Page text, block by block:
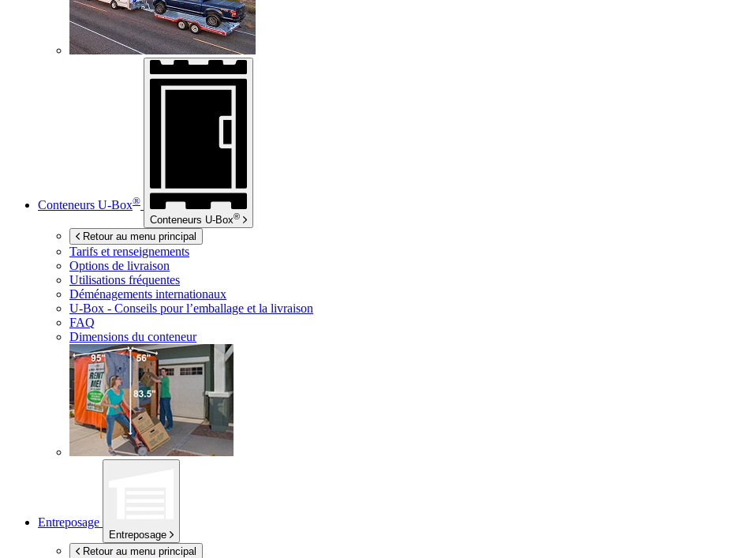
Conteneurs U-Box®
Conteneurs U-Box®
Retour au menu principal
Tarifs et renseignements
Options de livraison
Utilisations fréquentes
Déménagements internationaux
U-Box - Conseils pour l’emballage et la livraison
FAQ
Dimensions du conteneur
Entreposage
Entreposage
Retour au menu principal